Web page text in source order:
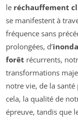
le réchauffement
se manifestent à
fréquence sans
prolongées, d’
forêt récurrents,
transformations
notre vie, de la
cela, la qualité de
épreuve, tandis que